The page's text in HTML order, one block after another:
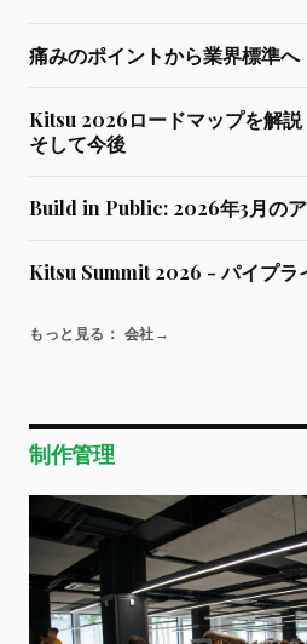
痛みのポイントから業界標準
Kitsu 2026ロードマップを解説
そして今後
Build in Public: 2026年3月の
Kitsu Summit 2026 - パイプラ
もっと見る： 会社 →
制作管理